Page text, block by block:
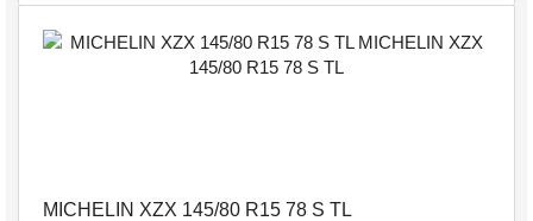
MICHELIN XZX 145/80 R15 78 S TL